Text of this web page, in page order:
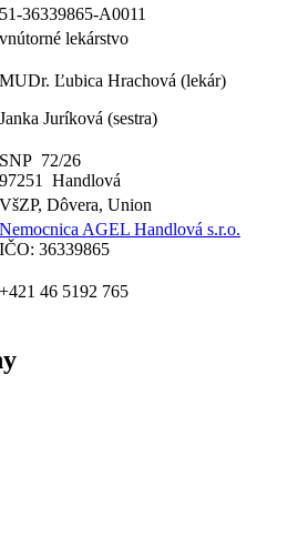
51-36339865-A0011
vnútorné lekárstvo
MUDr. Ľubica Hrachová (lekár)
Janka Juríková (sestra)
SNP 72/26
97251 Handlová
VšZP, Dôvera, Union
Nemocnica AGEL Handlová s.r.o.
IČO: 36339865
+421 46 5192 765